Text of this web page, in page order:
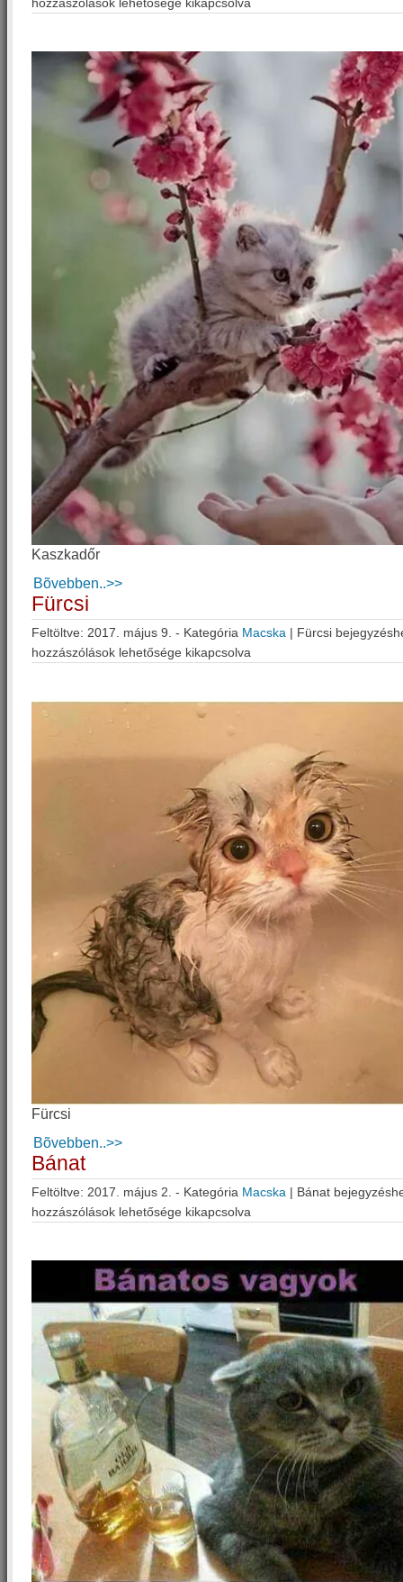
Kaszkadőr
Bõvebben..>>
Fürcsi
Feltöltve: 2017. május 9. - Kategória Macska | Fürcsi
hozzászólások lehetősége kikapcsolva
Fürcsi
Bõvebben..>>
Bánat
Feltöltve: 2017. május 2. - Kategória Macska | Bánat
hozzászólások lehetősége kikapcsolva